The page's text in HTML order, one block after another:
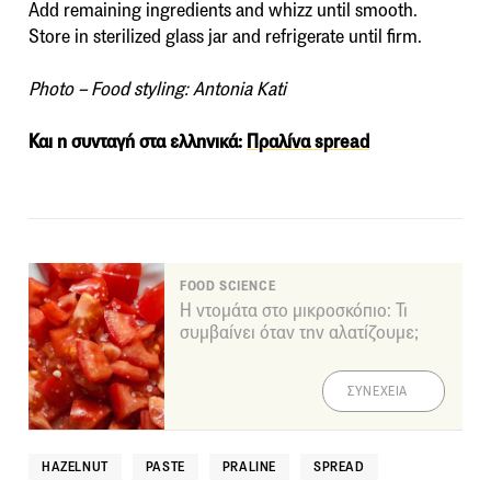
Add remaining ingredients and whizz until smooth.
Store in sterilized glass jar and refrigerate until firm.
Photo – Food styling: Antonia Kati
Και η συνταγή στα ελληνικά: Πραλίνα spread
FOOD SCIENCE
Η ντομάτα στο μικροσκόπιο: Τι
συμβαίνει όταν την αλατίζουμε;
ΣΥΝΕΧΕΙΑ
HAZELNUT PASTE PRALINE SPREAD